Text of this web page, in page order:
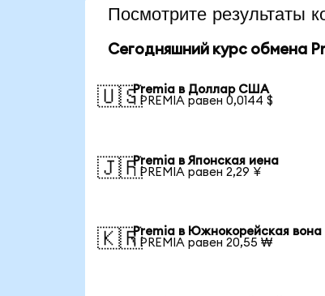
Посмотрите
Сегодняшний курс обмена
🇺🇸Premia в Доллар США
1 PREMIA равен 0,0144 $
🇯🇵Premia в Японская иена
1 PREMIA равен 2,29 ¥
🇰🇷Premia в Южнокорейская вона
1 PREMIA равен 20,55 ₩